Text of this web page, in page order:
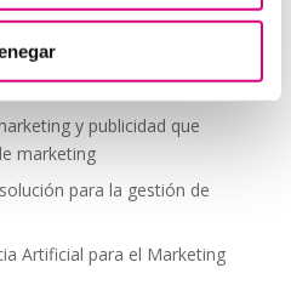
remoto: comunícate
y publicidad que
marketing
para la gestión de
Artificial para el Marketing